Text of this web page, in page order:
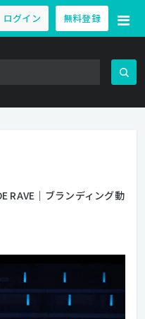
ログイン 無料登録
RAVE｜ブランディング動